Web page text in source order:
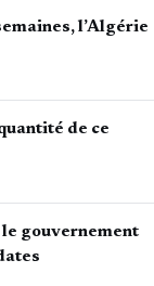
l’Algérie
de ce
gouvernement